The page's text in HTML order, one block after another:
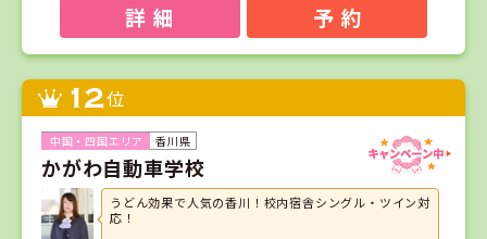
詳 細 予 約
12位
香川県
かがわ自動車学校
うどん効果で人気の香川！校内宿舎シングル・ツイン対
応！